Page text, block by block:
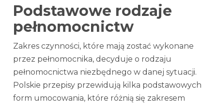
Podstawowe rodzaje
pełnomocnictw
Zakres czynności, które mają zostać wykonane
przez pełnomocnika, decyduje o rodzaju
pełnomocnictwa niezbędnego w danej sytuacji.
Polskie przepisy przewidują kilka podstawowych
form umocowania, które różnią się zakresem